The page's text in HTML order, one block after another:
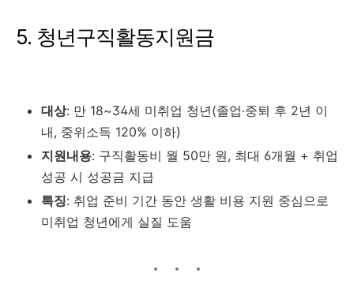
5. 청년구직활동지원금
대상: 만 18~34세 미취업 청년(졸업·중퇴 후 2년 이
내, 중위소득 120% 이하)
지원내용: 구직활동비 월 50만 원, 최대 6개월 + 취업
성공 시 성공금 지급
특징: 취업 준비 기간 동안 생활 비용 지원 중심으로
미취업 청년에게 실질 도움